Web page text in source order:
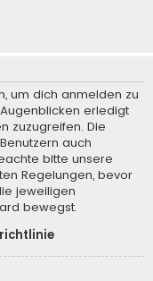
um dich anmelden zu
erledigt
zuzugreifen. Die
auch
bitte unsere
Regelungen, bevor
jeweiligen
bewegst.